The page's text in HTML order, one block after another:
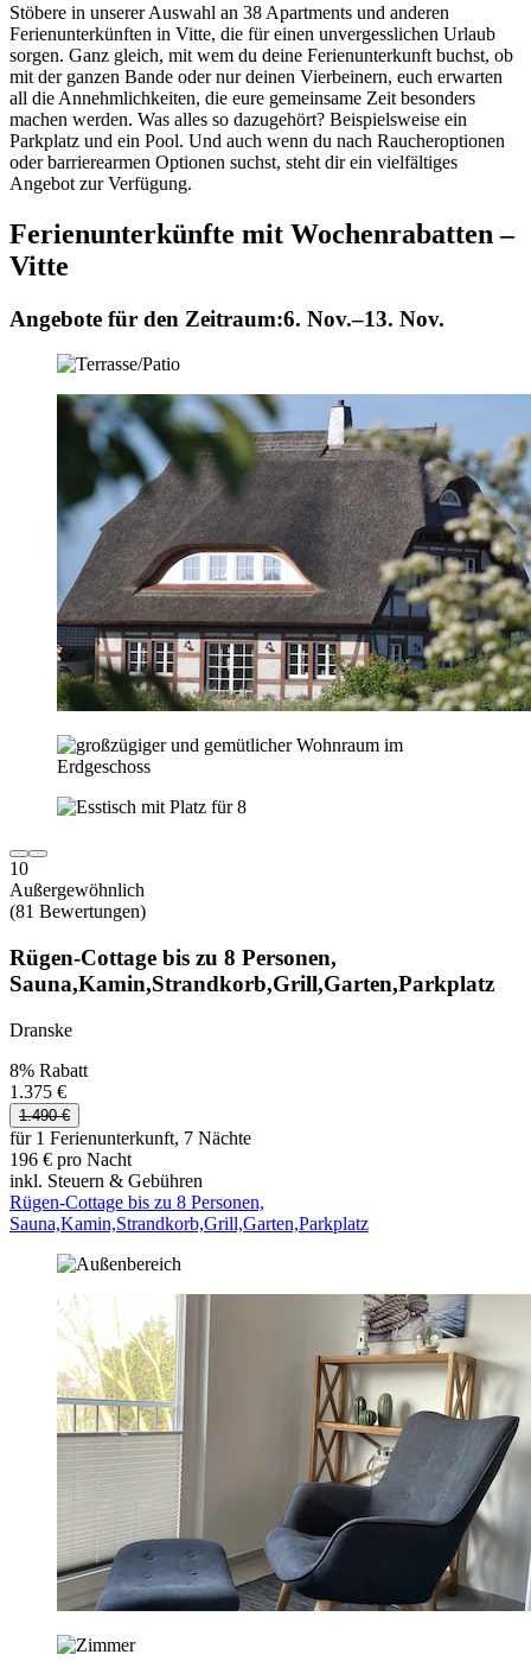
Stöbere in unserer Auswahl an 38 Apartments und anderen
Ferienunterkünften in Vitte, die für einen unvergesslichen Urlaub
sorgen. Ganz gleich, mit wem du deine Ferienunterkunft buchst, ob
mit der ganzen Bande oder nur deinen Vierbeinern, euch erwarten
all die Annehmlichkeiten, die eure gemeinsame Zeit besonders
machen werden. Was alles so dazugehört? Beispielsweise ein
Parkplatz und ein Pool. Und auch wenn du nach Raucheroptionen
oder barrierearmen Optionen suchst, steht dir ein vielfältiges
Angebot zur Verfügung.
Ferienunterkünfte mit Wochenrabatten –
Vitte
Angebote für den Zeitraum:6. Nov.–13. Nov.
10
Außergewöhnlich
(81 Bewertungen)
Rügen-Cottage bis zu 8 Personen,
Sauna,Kamin,Strandkorb,Grill,Garten,Parkplatz
Dranske
8% Rabatt
1.375 €
1.490 €
für 1 Ferienunterkunft, 7 Nächte
196 € pro Nacht
inkl. Steuern & Gebühren
Rügen-Cottage bis zu 8 Personen,
Sauna,Kamin,Strandkorb,Grill,Garten,Parkplatz